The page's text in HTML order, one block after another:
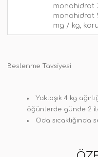
monohidrat
monohidrat
mg / kg,
Beslenme Tavsiyesi
Yaklaşık 4 kg
öğünlerde günde 2
Oda sıcaklığında